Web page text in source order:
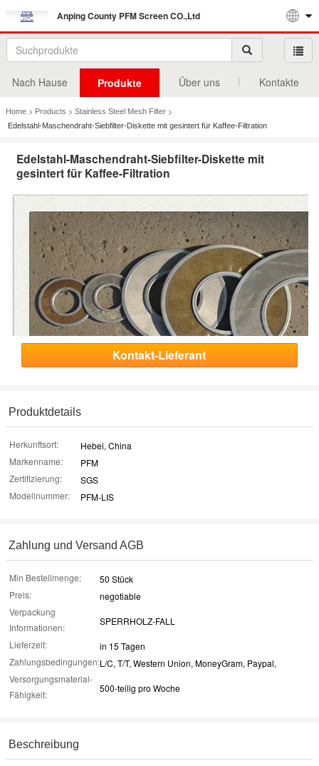
Anping County PFM Screen CO.,Ltd
Nach Hause Produkte Über uns Kontakte
Home > Products > Stainless Steel Mesh Filter >
Edelstahl-Maschendraht-Siebfilter-Diskette mit gesintert für Kaffee-Filtration
Edelstahl-Maschendraht-Siebfilter-Diskette mit
gesintert für Kaffee-Filtration
Kontakt-Lieferant
Produktdetails
Herkunftsort:
Hebei, China
Markenname:
PFM
Zertifizierung:
SGS
Modellnummer:
PFM-LIS
Zahlung und Versand AGB
Min Bestellmenge:
50 Stück
Preis:
negotiable
Verpackung
Informationen:
SPERRHOLZ-FALL
Lieferzeit:
in 15 Tagen
Zahlungsbedingungen:L/C, T/T, Western Union, MoneyGram, Paypal,
Versorgungsmaterial-
Fähigkeit:
500-teilig pro Woche
Beschreibung